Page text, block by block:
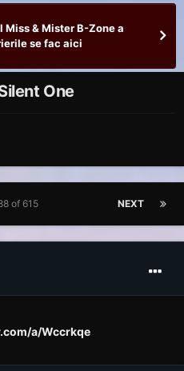
& Mister B-Zone a
se fac aici
One
NEXT
of 615
a/Wccrkqe